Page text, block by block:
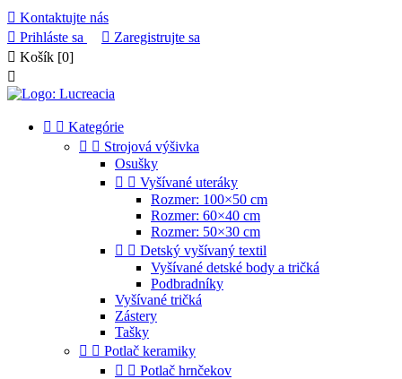
 Kontaktujte nás
 Prihláste sa  Zaregistrujte sa
 Košík [0]

  Kategórie
  Strojová výšivka
Osušky
  Vyšívané uteráky
Rozmer: 100×50 cm
Rozmer: 60×40 cm
Rozmer: 50×30 cm
  Detský vyšívaný textil
Vyšívané detské body a tričká
Podbradníky
Vyšívané tričká
Zástery
Tašky
  Potlač keramiky
  Potlač hrnčekov